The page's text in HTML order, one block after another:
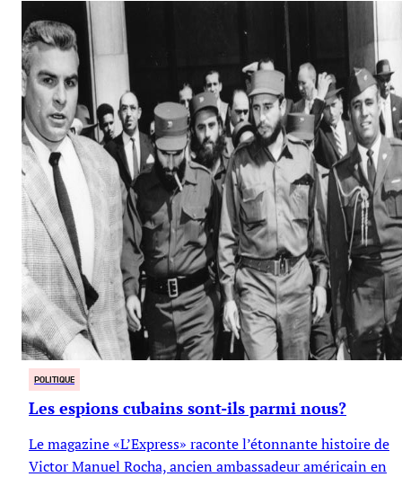
POLITIQUE
Les espions cubains sont-ils parmi nous?
Le magazine «L’Express» raconte l’étonnante histoire de
Victor Manuel Rocha, ancien ambassadeur américain en